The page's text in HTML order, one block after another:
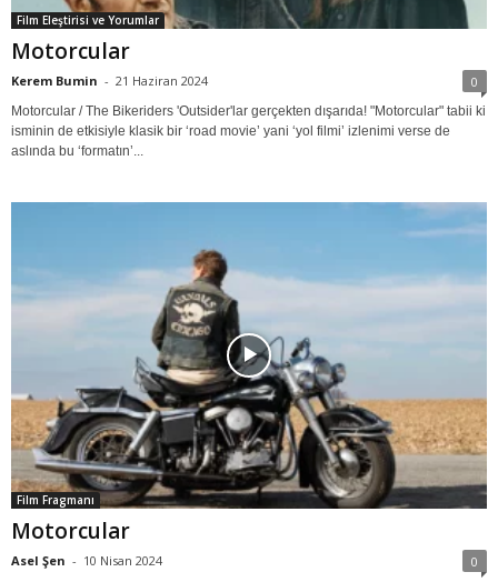
Film Eleştirisi ve Yorumlar
Motorcular
Kerem Bumin - 21 Haziran 2024 0
Motorcular / The Bikeriders 'Outsider'lar gerçekten dışarıda! "Motorcular" tabii ki
isminin de etkisiyle klasik bir ‘road movie’ yani ‘yol filmi’ izlenimi verse de
aslında bu ‘formatın’...
Film Fragmanı
Motorcular
Asel Şen - 10 Nisan 2024 0